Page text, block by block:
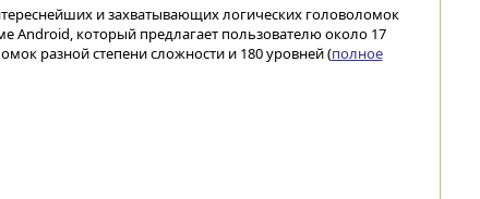
и захватывающих логических головоломок
Android, который предлагает пользователю около 17
разной степени сложности и 180 уровней (полное